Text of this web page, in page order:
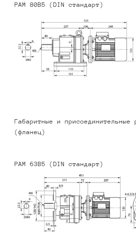
PAM 80B5 (DIN стандарт)
Габаритные и присоединительные
(фланец)
PAM 63B5 (DIN стандарт)